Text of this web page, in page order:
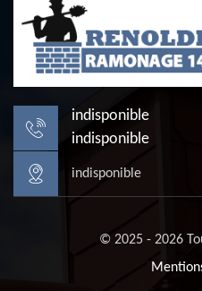
indisponible
indisponible
indisponible
© 2025 - 2026